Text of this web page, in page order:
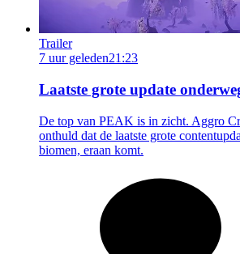
Trailer
7 uur geleden21:23
Laatste grote update
De top van PEAK is in zicht. Aggro
onthuld dat de laatste grote
biomen, eraan komt.